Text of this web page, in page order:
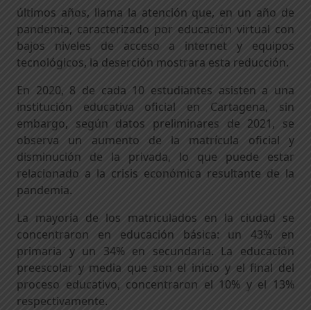
últimos años, llama la atención que, en un año de
pandemia, caracterizado por educación virtual con
bajos niveles de acceso a internet y equipos
tecnológicos, la deserción mostrara esta reducción.
En 2020, 8 de cada 10 estudiantes asisten a una
institución educativa oficial en Cartagena, sin
embargo, según datos preliminares de 2021, se
observa un aumento de la matrícula oficial y
disminución de la privada, lo que puede estar
relacionado a la crisis económica resultante de la
pandemia.
La mayoría de los matriculados en la ciudad se
concentraron en educación básica: un 43% en
primaria y un 34% en secundaria. La educación
preescolar y media que son el inicio y el final del
proceso educativo, concentraron el 10% y el 13%
respectivamente.